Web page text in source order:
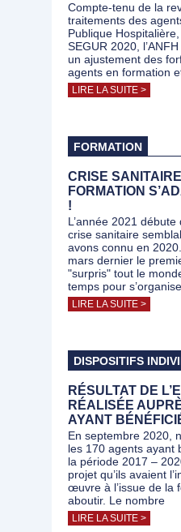
Compte-tenu de la
traitements des
Publique
SEGUR 2020,
un ajustement des
agents en formation
LIRE LA SUITE >
FORMATION
CRISE
FORMATION
!
L’année 2021
crise sanitaire
avons connu en
mars dernier le
"surpris" tout le
temps pour
LIRE LA SUITE >
DISPOSITIFS
RÉSULTAT DE
RÉALISÉE
AYANT
En septembre 2020,
les 170 agents ayant
la période 2017 –
projet qu’ils avaient
œuvre à l’issue de la
aboutir. Le nombre
LIRE LA SUITE >